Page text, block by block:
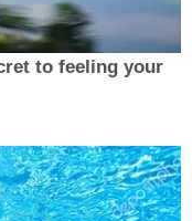
to feeling your